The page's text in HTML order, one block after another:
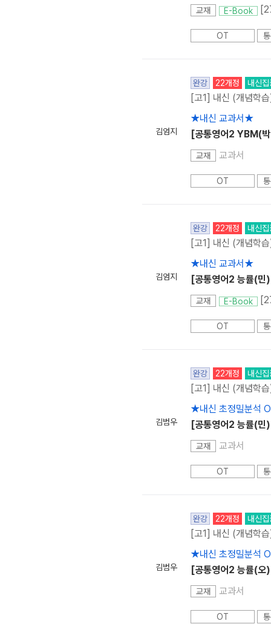
교재 E-Book
OT
김엄지
완강 22개정 내신집
[고1] 내신 (개념학
★내신 교과서★
[공통영어2 YBM(
교재 교과서
OT
김엄지
완강 22개정 내신집
[고1] 내신 (개념학
★내신 교과서★
[공통영어2 능률(민
교재 E-Book
OT
김범우
완강 22개정 내신집
[고1] 내신 (개념학
★내신 초정밀분석
[공통영어2 능률(민
교재 교과서
OT
김범우
완강 22개정 내신집
[고1] 내신 (개념학
★내신 초정밀분석
[공통영어2 능률(오
교재 교과서
OT